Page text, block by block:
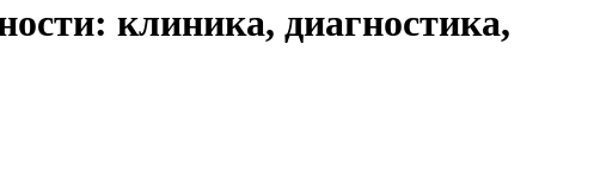
клиника, диагностика,